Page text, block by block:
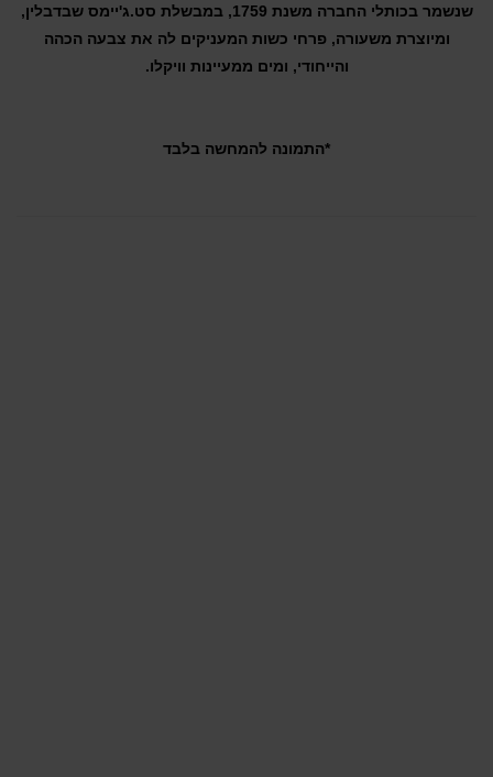
שנשמר בכותלי החברה משנת 1759, במבשלת סט.ג'יימס שבדבלין,
ומיוצרת משעורה, פרחי כשות המעניקים לה את צבעה הכהה
והייחודי, ומים ממעיינות וויקלו.
*התמונה להמחשה בלבד